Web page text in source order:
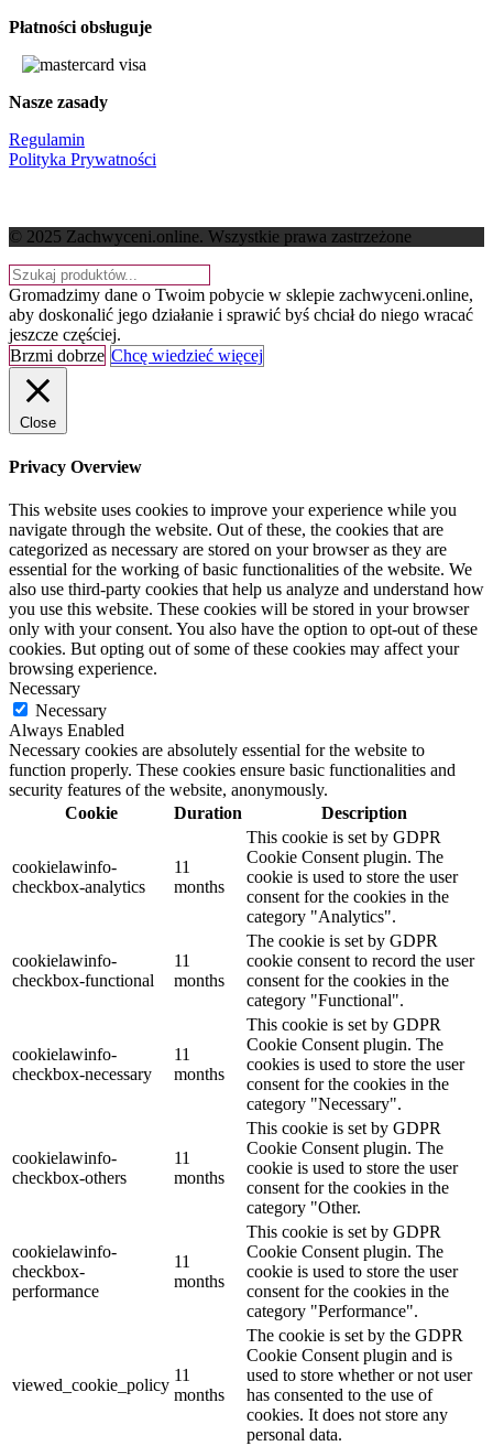
Płatności obsługuje
Nasze zasady
Regulamin
Polityka Prywatności
© 2025 Zachwyceni.online. Wszystkie prawa zastrzeżone
Gromadzimy dane o Twoim pobycie w sklepie zachwyceni.online,
aby doskonalić jego działanie i sprawić byś chciał do niego wracać
jeszcze częściej.
Brzmi dobrze Chcę wiedzieć więcej
Close
Privacy Overview
This website uses cookies to improve your experience while you
navigate through the website. Out of these, the cookies that are
categorized as necessary are stored on your browser as they are
essential for the working of basic functionalities of the website. We
also use third-party cookies that help us analyze and understand how
you use this website. These cookies will be stored in your browser
only with your consent. You also have the option to opt-out of these
cookies. But opting out of some of these cookies may affect your
browsing experience.
Necessary
Necessary
Always Enabled
Necessary cookies are absolutely essential for the website to
function properly. These cookies ensure basic functionalities and
security features of the website, anonymously.
Cookie
Duration Description
cookielawinfo-
checkbox-analytics
11
months
This cookie is set by GDPR
Cookie Consent plugin. The
cookie is used to store the user
consent for the cookies in the
category "Analytics".
cookielawinfo-
checkbox-functional
11
months
The cookie is set by GDPR
cookie consent to record the user
consent for the cookies in the
category "Functional".
cookielawinfo-
checkbox-necessary
11
months
This cookie is set by GDPR
Cookie Consent plugin. The
cookies is used to store the user
consent for the cookies in the
category "Necessary".
cookielawinfo-
checkbox-others
11
months
This cookie is set by GDPR
Cookie Consent plugin. The
cookie is used to store the user
consent for the cookies in the
category "Other.
cookielawinfo-
checkbox-
performance
11
months
This cookie is set by GDPR
Cookie Consent plugin. The
cookie is used to store the user
consent for the cookies in the
category "Performance".
viewed_cookie_policy
11
months
The cookie is set by the GDPR
Cookie Consent plugin and is
used to store whether or not user
has consented to the use of
cookies. It does not store any
personal data.